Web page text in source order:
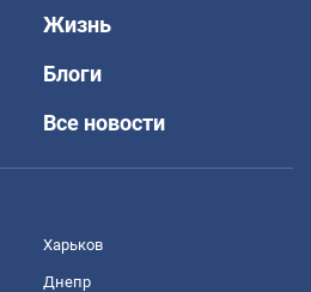
Жизнь
Блоги
Все новости
Харьков
Днепр